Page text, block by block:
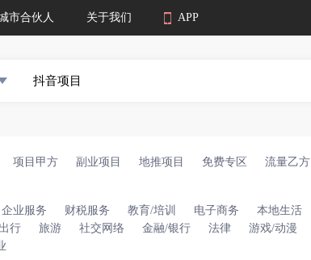
市合伙人 关于我们 APP
项目甲方 副业项目 地推项目 免费专区 流量乙方
企业服务 财税服务 教育/培训 电子商务 本地生活
行 旅游 社交网络 金融/银行 法律 游戏/动漫